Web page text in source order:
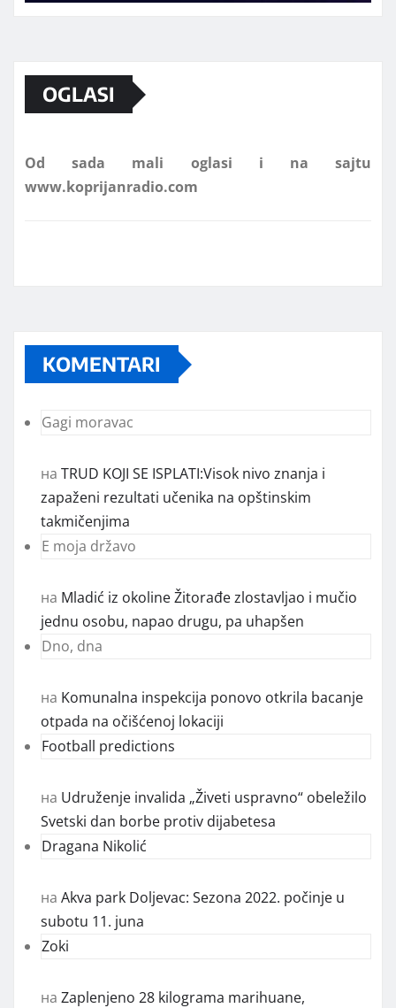
OGLASI
Od sada mali oglasi i na sajtu
KOMENTARI
Gagi moravac
на TRUD KOJI SE ISPLATI:Visok nivo znanja i
zapaženi rezultati učenika na opštinskim
takmičenjima
E moja državo
на Mladić iz okoline Žitorađe zlostavljao i mučio
jednu osobu, napao drugu, pa uhapšen
Dno, dna
на Komunalna inspekcija ponovo otkrila bacanje
otpada na očišćenoj lokaciji
Football predictions
на Udruženje invalida „Živeti uspravno“ obeležilo
Svetski dan borbe protiv dijabetesa
Dragana Nikolić
на Akva park Doljevac: Sezona 2022. počinje u
subotu 11. juna
Zoki
на Zaplenjeno 28 kilograma marihuane,